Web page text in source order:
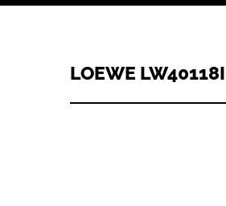
LOEWE